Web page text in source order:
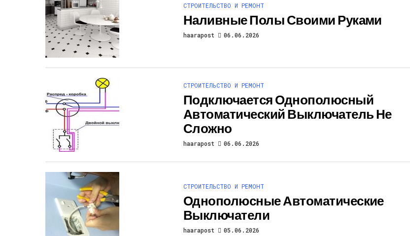
СТРОИТЕЛЬСТВО И РЕМОНТ
Наливные Полы Своими Руками
haarapost 06.06.2026
СТРОИТЕЛЬСТВО И РЕМОНТ
Подключается Однополюсный
Автоматический Выключатель Не
Сложно
haarapost 06.06.2026
СТРОИТЕЛЬСТВО И РЕМОНТ
Однополюсные Автоматические
Выключатели
haarapost 05.06.2026